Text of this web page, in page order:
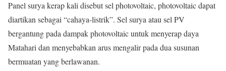
Panel surya kerap kali disebut sel photovoltaic, photovoltaic dapat
diartikan sebagai “cahaya-listrik”. Sel surya atau sel PV
bergantung pada dampak photovoltaic untuk menyerap daya
Matahari dan menyebabkan arus mengalir pada dua susunan
bermuatan yang berlawanan.